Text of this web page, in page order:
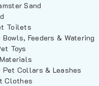
Sand
Toilets
Feeders & Watering
Toys
Collars & Leashes
Clothes